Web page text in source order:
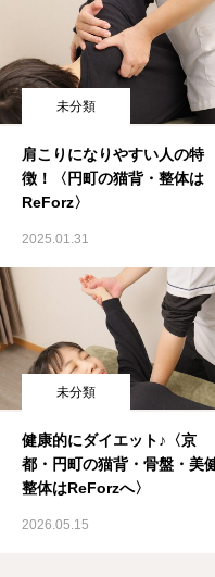
未分類
肩こりになりやすい人の特
徴！〈円町の猫背・整体は
ReForz〉
2025.01.31
未分類
健康的にダイエット♪〈京
都・円町の猫背・骨盤・美
整体はReForzへ〉
2026.05.15